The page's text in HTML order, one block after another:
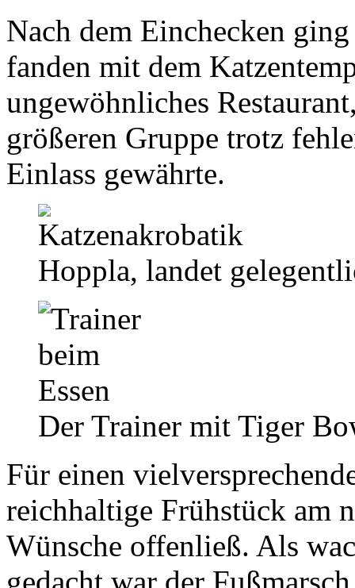
Nach dem Einchecken
fanden mit dem
ungewöhnliches
größeren Gruppe trotz
Einlass gewährte.
Hoppla, landet
Der Trainer mit Tiger
Für einen
reichhaltige Frühstück am
Wünsche offenließ. Als